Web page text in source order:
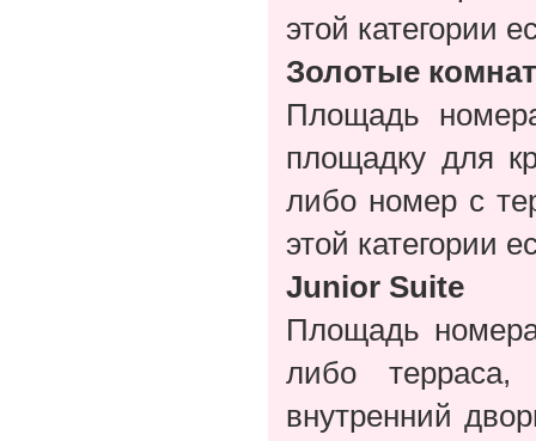
этой категории
Золотые
Площадь
площадку для
либо номер с
этой категории
Junior Suite
Площадь
либо
внутренний